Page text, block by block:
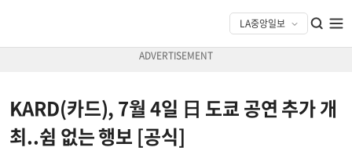
KARD(카드), 7월 4일 日 도쿄 공연 추가 개
최..쉼 없는 행보 [공식]